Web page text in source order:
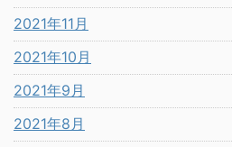
2021年11月
2021年10月
2021年9月
2021年8月